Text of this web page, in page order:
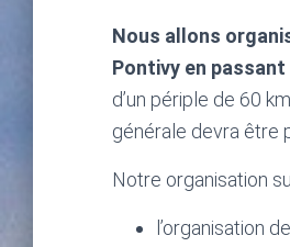
Nous allons
Pontivy en
d’un périple de 60
générale devra être
Notre organisation
l’organisation